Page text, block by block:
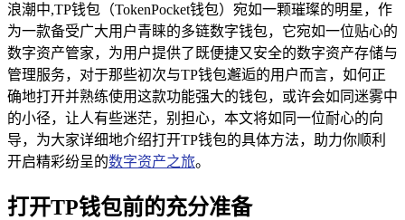
浪潮中,TP钱包（TokenPocket钱包）宛如一颗璀璨的明星，作
为一款备受广大用户青睐的多链数字钱包，它宛如一位贴心的
数字资产管家，为用户提供了既便捷又安全的数字资产存储与
管理服务，对于那些初次与TP钱包邂逅的用户而言，如何正
确地打开并熟练使用这款功能强大的钱包，或许会如同迷雾中
的小径，让人有些迷茫，别担心，本文将如同一位耐心的向
导，为大家详细地介绍打开TP钱包的具体方法，助力你顺利
开启精彩纷呈的数字资产之旅。
打开TP钱包前的充分准备